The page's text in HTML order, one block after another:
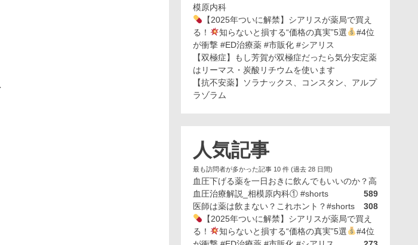
模原内科
【2025年ついに解禁】シアリスが薬局で買え
る！
知らないと損する“価格の真実”5選
#4位
が衝撃 #ED治療薬 #市販化 #シアリス
【双極症】もし芳賀が双極症だったら気分安定薬
はリーマス・炭酸リチウムを使います
【抗不安薬】ソラナックス、コンスタン、アルプ
ラゾラム
人気記事
最も訪問者が多かった記事 10 件 (過去 28 日間)
血圧下げる薬を一日おきに飲んでもいいのか？高
血圧治療解説_相模原内科① #shorts
589
医師は薬は飲まない？これホント？#shorts
308
【2025年ついに解禁】シアリスが薬局で買え
る！
知らないと損する“価格の真実”5選
#4位